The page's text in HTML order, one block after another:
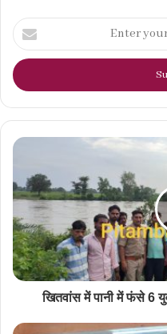
Enter
your
Email
address
खितवांस में पानी में फंसे 6